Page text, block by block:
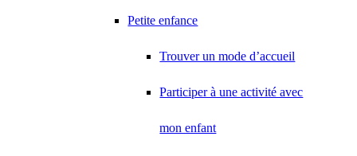
Petite enfance
Trouver un mode d’accueil
Participer à une activité avec
mon enfant